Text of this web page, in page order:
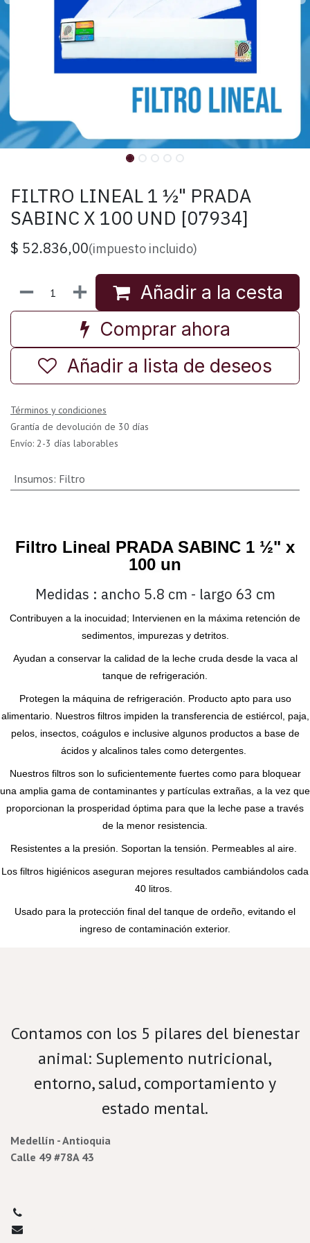
FILTRO LINEAL 1 ½" PRADA
SABINC X 100 UND [07934]
$ 52.836,00(impuesto incluido)
Añadir a la cesta
Comprar ahora
Añadir a lista de deseos
Términos y condiciones
Grantía de devolución de 30 días
Envío: 2-3 días laborables
Insumos: Filtro
Filtro Lineal PRADA SABINC 1 ½" x
100 un
Medidas : ancho 5.8 cm - largo 63 cm
Contribuyen a la inocuidad; Intervienen en la máxima retención de
sedimentos, impurezas y detritos.
Ayudan a conservar la calidad de la leche cruda desde la vaca al
tanque de refrigeración.
Protegen la máquina de refrigeración. Producto apto para uso
alimentario. Nuestros filtros impiden la transferencia de estiércol, paja,
pelos, insectos, coágulos e inclusive algunos productos a base de
ácidos y alcalinos tales como detergentes.
Nuestros filtros son lo suficientemente fuertes como para bloquear
una amplia gama de contaminantes y partículas extrañas, a la vez que
proporcionan la prosperidad óptima para que la leche pase a través
de la menor resistencia.
Resistentes a la presión. Soportan la tensión. Permeables al aire.
Los filtros higiénicos aseguran mejores resultados cambiándolos cada
40 litros.
Usado para la protección final del tanque de ordeño, evitando el
ingreso de contaminación exterior.
Contamos con los 5 pilares del bienestar
animal: Suplemento nutricional,
entorno, salud, comportamiento y
estado mental.
Medellín - Antioquia
Calle 49 #78A 43